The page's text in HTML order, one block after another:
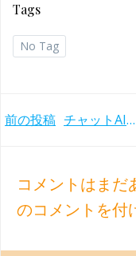
Tags
No Tag
Post
前の投稿 チャットAIにオススメの録音を質問したらどんな回答が？
コメントはまだ
のコメントを付